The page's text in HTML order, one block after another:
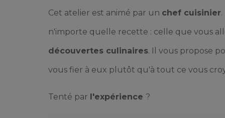
Cet atelier est animé par un chef cuisinier
n'importe quelle recette : celle que vous
découvertes culinaires. Il vous propose
vous fier à eux plutôt qu'à tout ce vous
Tenté par l'expérience ?